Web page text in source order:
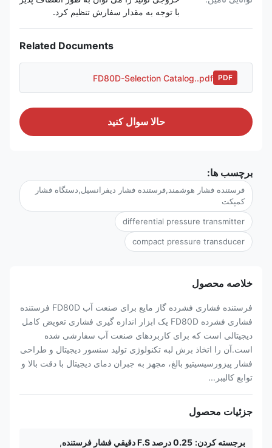
با توجه به مقدار سفارش تنظیم کرد.
Related Documents
FD80D-Selection Catalog..pdf
حالا سوال کنيد
برچسب ها:
فرستنده فشار هوشمند,فرستنده فشار دیفرانسیل,دستگاه فشار
کمپکت
differential pressure transmitter
compact pressure transducer
خلاصه محصول
فرستنده فشاری فشرده گاز مایع برای صنعت آب FD80D فرستنده
فشاری فشرده FD80D یک ابزار اندازه گیری فشاری تعویض کامل
دیجیتالی است که برای کاربردهای صنعت آب سفارشی شده
است.آن را اتخاذ برش لبه تکنولوژی تولید سنسور دیجیتال و طراحی
فشار پیزورسیسیتیو بالغ، مجهز به جبران دمای دیجیتال با دقت بالا و
توابع کالیبر...
جزئیات محصول
برجسته کردن: 0.25 درصد F.S دقيقي فشار فرستنده
,